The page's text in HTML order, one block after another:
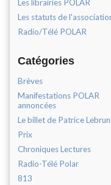
Les librairies POLAR
Les statuts de
Radio/Télé POLAR
Catégories
Brèves
Manifestations POLAR
annoncées
Le billet de Patrice Lebrun
Prix
Chroniques Lectures
Radio-Télé Polar
813